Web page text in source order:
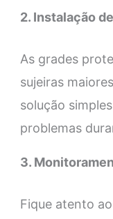
2. Instalação
As grades
sujeiras
solução
problemas
3.
Fique atento